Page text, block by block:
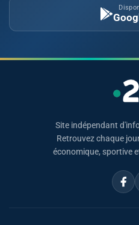
Site indépendant
Retrouvez chaque
économique, sportive